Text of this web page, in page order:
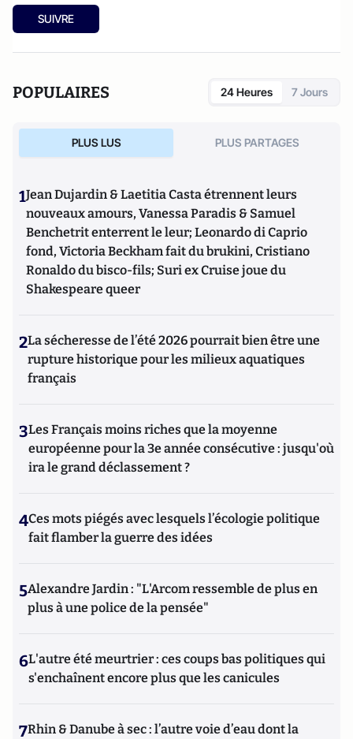
SUIVRE
POPULAIRES 24 Heures 7 Jours
PLUS LUS PLUS PARTAGES
1Jean Dujardin & Laetitia Casta étrennent leurs
nouveaux amours, Vanessa Paradis & Samuel
Benchetrit enterrent le leur; Leonardo di Caprio
fond, Victoria Beckham fait du brukini, Cristiano
Ronaldo du bisco-fils; Suri ex Cruise joue du
Shakespeare queer
2La sécheresse de l’été 2026 pourrait bien être une
rupture historique pour les milieux aquatiques
français
3Les Français moins riches que la moyenne
européenne pour la 3e année consécutive : jusqu'où
ira le grand déclassement ?
4Ces mots piégés avec lesquels l’écologie politique
fait flamber la guerre des idées
5Alexandre Jardin : "L'Arcom ressemble de plus en
plus à une police de la pensée"
6L'autre été meurtrier : ces coups bas politiques qui
s'enchaînent encore plus que les canicules
7Rhin & Danube à sec : l’autre voie d’eau dont la